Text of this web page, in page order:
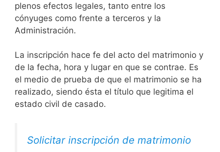
plenos efectos legales, tanto entre los
cónyuges como frente a terceros y la
Administración.
La inscripción hace fe del acto del matrimonio y
de la fecha, hora y lugar en que se contrae. Es
el medio de prueba de que el matrimonio se ha
realizado, siendo ésta el título que legitima el
estado civil de casado.
Solicitar inscripción de matrimonio